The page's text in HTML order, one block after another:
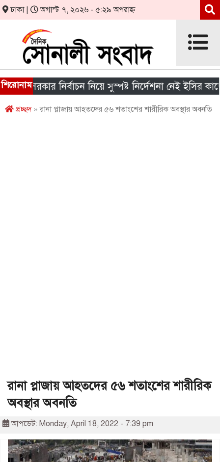
ঢাকা | অগাস্ট ৭, ২০২৬ - ৫:২৯ অপরাহ্ন
শিরোনাম
সরকার নির্বাচন নিয়ে সুস্পষ্ট নির্দেশনা নেই ইসির কাছে
প্রচ্ছদ» রানা প্লাজায় আহতদের ৫৬ শতাংশের শারীরিক অবস্থার অবনতি
রানা প্লাজায় আহতদের ৫৬ শতাংশের শারীরিক
অবস্থার অবনতি
আপডেট: Monday, April 18, 2022 - 7:39 pm